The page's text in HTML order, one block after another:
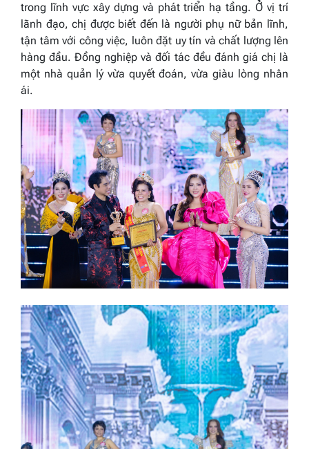
trong lĩnh vực xây dựng và phát triển hạ tầng. Ở vị trí
lãnh đạo, chị được biết đến là người phụ nữ bản lĩnh,
tận tâm với công việc, luôn đặt uy tín và chất lượng lên
hàng đầu. Đồng nghiệp và đối tác đều đánh giá chị là
một nhà quản lý vừa quyết đoán, vừa giàu lòng nhân
ái.